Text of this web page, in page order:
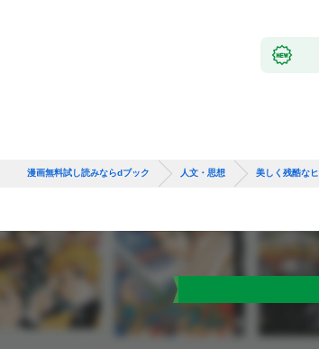
漫画無料試し読みならdブック 人文・思想 美しく残酷な